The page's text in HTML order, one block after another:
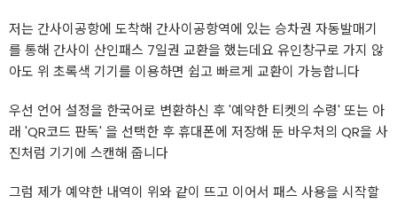
저는 간사이공항에 도착해 간사이공항역에 있는 승차권 자동발매기
를 통해 간사이 산인패스 7일권 교환을 했는데요 유인창구로 가지 않
아도 위 초록색 기기를 이용하면 쉽고 빠르게 교환이 가능합니다
우선 언어 설정을 한국어로 변환하신 후 '예약한 티켓의 수령' 또는 아
래 'QR코드 판독' 을 선택한 후 휴대폰에 저장해 둔 바우처의 QR을 사
진처럼 기기에 스캔해 줍니다
그럼 제가 예약한 내역이 위와 같이 뜨고 이어서 패스 사용을 시작할